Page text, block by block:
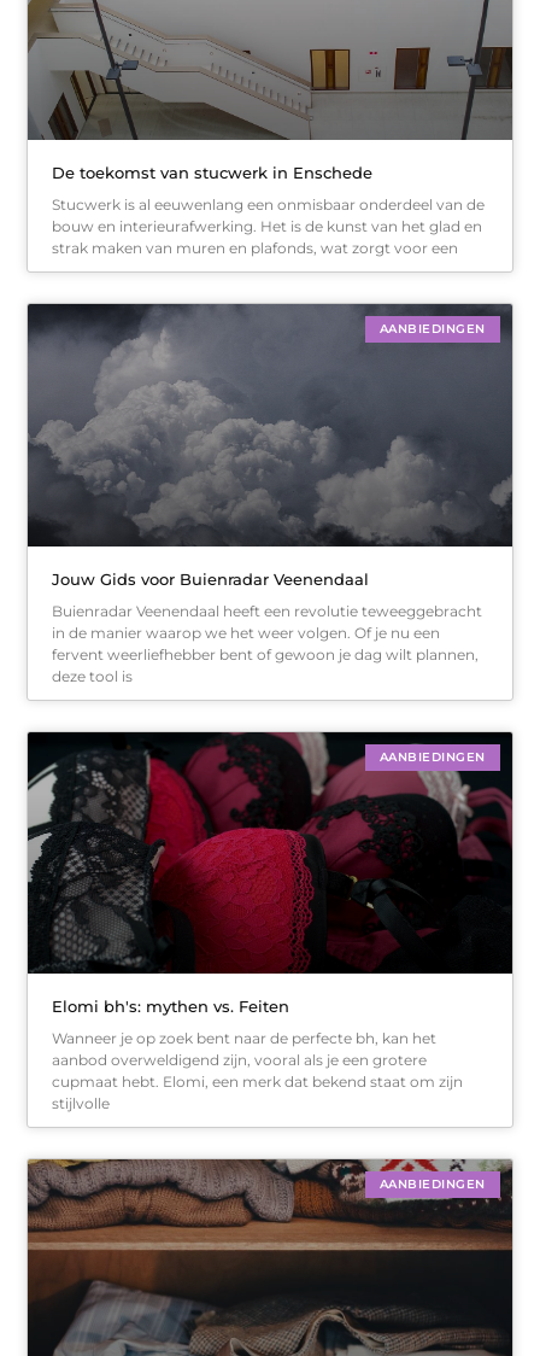
De toekomst van stucwerk in Enschede
Stucwerk is al eeuwenlang een onmisbaar onderdeel van de
bouw en interieurafwerking. Het is de kunst van het glad en
strak maken van muren en plafonds, wat zorgt voor een
AANBIEDINGEN
Jouw Gids voor Buienradar Veenendaal
Buienradar Veenendaal heeft een revolutie teweeggebracht
in de manier waarop we het weer volgen. Of je nu een
fervent weerliefhebber bent of gewoon je dag wilt plannen,
deze tool is
AANBIEDINGEN
Elomi bh's: mythen vs. Feiten
Wanneer je op zoek bent naar de perfecte bh, kan het
aanbod overweldigend zijn, vooral als je een grotere
cupmaat hebt. Elomi, een merk dat bekend staat om zijn
stijlvolle
AANBIEDINGEN